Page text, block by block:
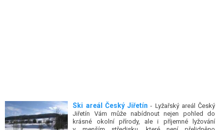
Ski areál Český Jiřetín - Lyžařský areál Český
Jiřetín Vám může nabídnout nejen pohled do
krásné okolní přírody, ale i příjemné lyžování